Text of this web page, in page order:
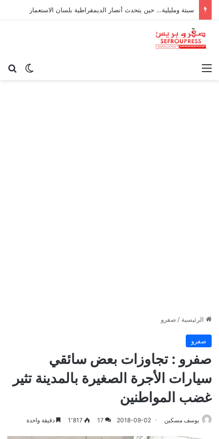
سبتة ومليلية… حين يتحدث أنصار الديمقراطية بلسان الاستعمار
الوضع القائمة
الرئيسية / صفرو
صفرو
صفرو : تجاوزات بعض سائقي
سيارات الأجرة الصغيرة بالمدينة تثير
غضب المواطنين
يوسف مسكين 2018-09-02
17 1٬817 دقيقة واحدة